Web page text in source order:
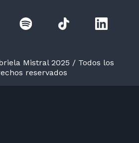
Mistral 2025 / Todos los
reservados